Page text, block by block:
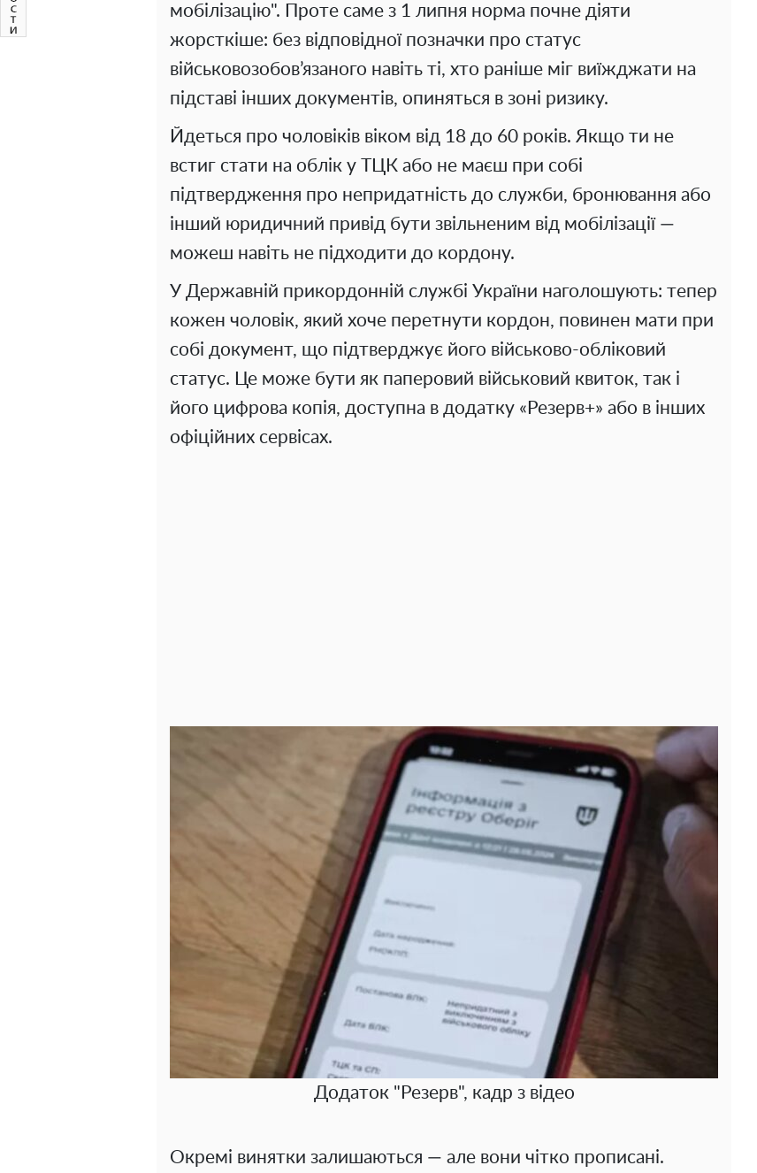
мобілізацію". Проте саме з 1 липня норма почне діяти
жорсткіше: без відповідної позначки про статус
військовозобов’язаного навіть ті, хто раніше міг виїжджати на
підставі інших документів, опиняться в зоні ризику.
Йдеться про чоловіків віком від 18 до 60 років. Якщо ти не
встиг стати на облік у ТЦК або не маєш при собі
підтвердження про непридатність до служби, бронювання або
інший юридичний привід бути звільненим від мобілізації —
можеш навіть не підходити до кордону.
У Державній прикордонній службі України наголошують: тепер
кожен чоловік, який хоче перетнути кордон, повинен мати при
собі документ, що підтверджує його військово-обліковий
статус. Це може бути як паперовий військовий квиток, так і
його цифрова копія, доступна в додатку «Резерв+» або в інших
офіційних сервісах.
Додаток "Резерв", кадр з відео
Окремі винятки залишаються — але вони чітко прописані.